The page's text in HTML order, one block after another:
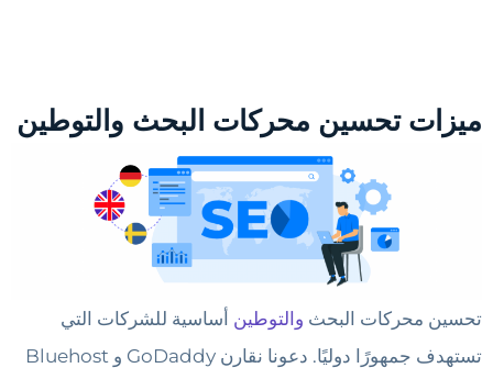
ميزات تحسين محركات البحث والتوطين
تحسين محركات البحث والتوطين أساسية للشركات التي
تستهدف جمهورًا دوليًا. دعونا نقارن GoDaddy و Bluehost